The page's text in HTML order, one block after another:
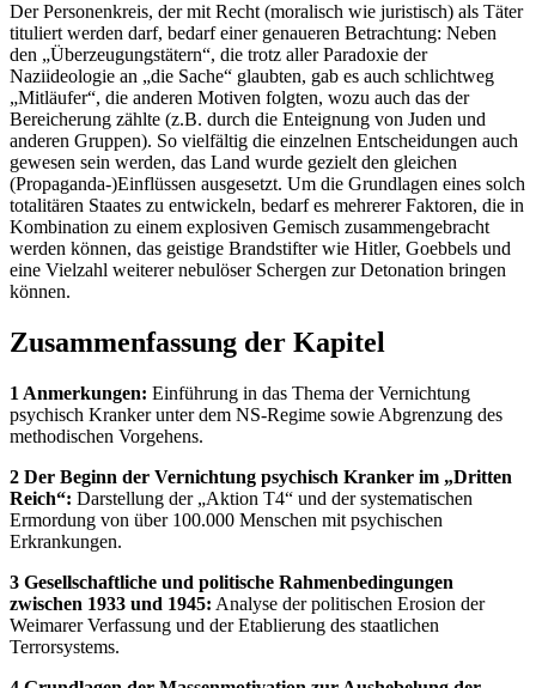
Der Personenkreis, der mit Recht (moralisch wie juristisch) als Täter
tituliert werden darf, bedarf einer genaueren Betrachtung: Neben
den „Überzeugungstätern“, die trotz aller Paradoxie der
Naziideologie an „die Sache“ glaubten, gab es auch schlichtweg
„Mitläufer“, die anderen Motiven folgten, wozu auch das der
Bereicherung zählte (z.B. durch die Enteignung von Juden und
anderen Gruppen). So vielfältig die einzelnen Entscheidungen auch
gewesen sein werden, das Land wurde gezielt den gleichen
(Propaganda-)Einflüssen ausgesetzt. Um die Grundlagen eines solch
totalitären Staates zu entwickeln, bedarf es mehrerer Faktoren, die in
Kombination zu einem explosiven Gemisch zusammengebracht
werden können, das geistige Brandstifter wie Hitler, Goebbels und
eine Vielzahl weiterer nebulöser Schergen zur Detonation bringen
können.
Zusammenfassung der Kapitel
1 Anmerkungen: Einführung in das Thema der Vernichtung
psychisch Kranker unter dem NS-Regime sowie Abgrenzung des
methodischen Vorgehens.
2 Der Beginn der Vernichtung psychisch Kranker im „Dritten
Reich“: Darstellung der „Aktion T4“ und der systematischen
Ermordung von über 100.000 Menschen mit psychischen
Erkrankungen.
3 Gesellschaftliche und politische Rahmenbedingungen
zwischen 1933 und 1945: Analyse der politischen Erosion der
Weimarer Verfassung und der Etablierung des staatlichen
Terrorsystems.